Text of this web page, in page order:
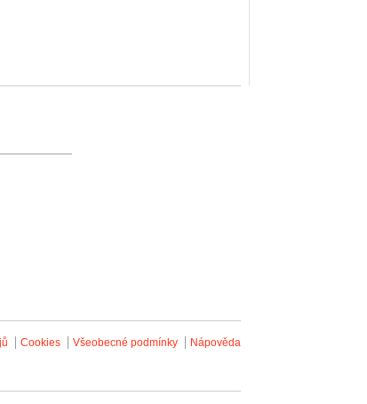
Cookies Všeobecné podmínky Nápověda